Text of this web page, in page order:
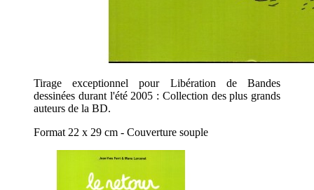
Tirage exceptionnel pour Libération de Bandes
dessinées durant l'été 2005 : Collection des plus grands
auteurs de la BD.
Format 22 x 29 cm - Couverture souple